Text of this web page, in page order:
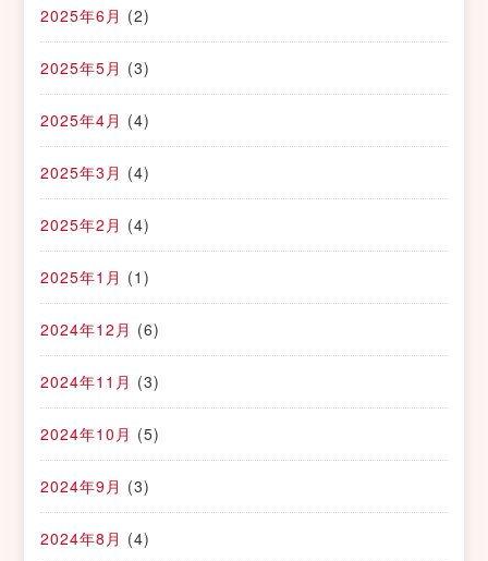
2025年6月 (2)
2025年5月 (3)
2025年4月 (4)
2025年3月 (4)
2025年2月 (4)
2025年1月 (1)
2024年12月 (6)
2024年11月 (3)
2024年10月 (5)
2024年9月 (3)
2024年8月 (4)